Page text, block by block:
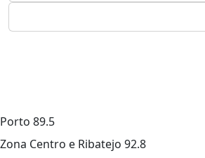
Porto 89.5
Zona Centro e Ribatejo 92.8